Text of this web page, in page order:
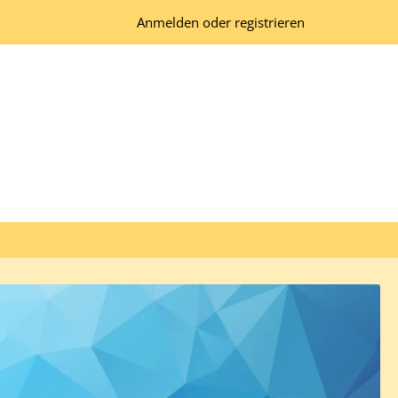
Anmelden oder registrieren